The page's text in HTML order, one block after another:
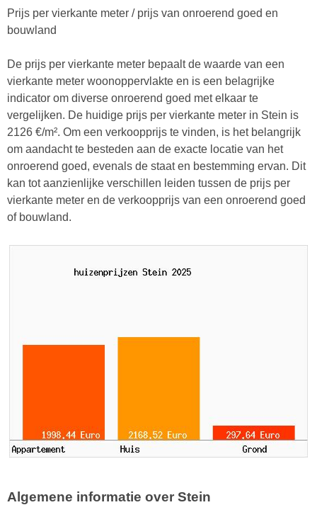
Prijs per vierkante meter / prijs van onroerend goed en
bouwland
De prijs per vierkante meter bepaalt de waarde van een
vierkante meter woonoppervlakte en is een belagrijke
indicator om diverse onroerend goed met elkaar te
vergelijken. De huidige prijs per vierkante meter in Stein is
2126 €/m². Om een verkoopprijs te vinden, is het belangrijk
om aandacht te besteden aan de exacte locatie van het
onroerend goed, evenals de staat en bestemming ervan. Dit
kan tot aanzienlijke verschillen leiden tussen de prijs per
vierkante meter en de verkoopprijs van een onroerend goed
of bouwland.
Algemene informatie over Stein